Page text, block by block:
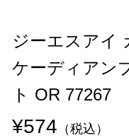
ジーエスアイ
ケーディアン
ト OR 77267
¥574 （税込）